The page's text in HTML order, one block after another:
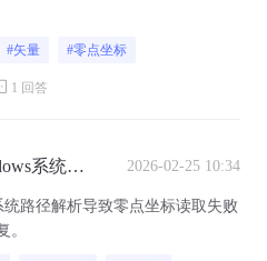
#矢量 #零点坐标
1 回答
系统能
标缺失
2026-02-25 10:34
统路径解析导致零点坐标读取失败
。